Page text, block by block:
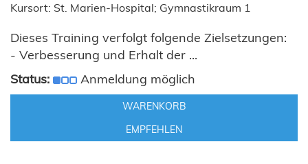
Kursort: St. Marien-Hospital; Gymnastikraum 1
Dieses Training verfolgt folgende Zielsetzungen:
- Verbesserung und Erhalt der ...
Status:
Anmeldung möglich
WARENKORB
EMPFEHLEN